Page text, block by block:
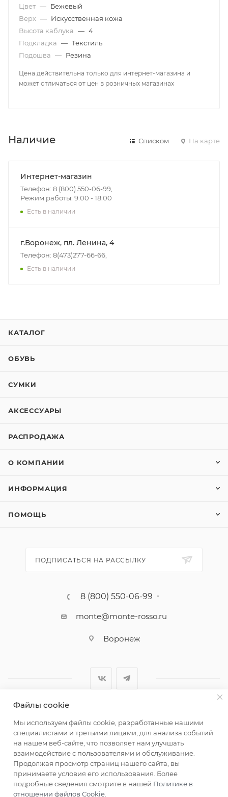
Цвет — Бежевый
Верх — Искусственная кожа
Высота каблука — 4
Подкладка — Текстиль
Подошва — Резина
Цена действительна только для интернет-магазина и
может отличаться от цен в розничных магазинах
Наличие Списком На карте
Интернет-магазин
Телефон: 8 (800) 550-06-99,
Режим работы: 9:00 - 18:00
Есть в наличии
г.Воронеж, пл. Ленина, 4
Телефон: 8(473)277-66-66,
Есть в наличии
КАТАЛОГ
ОБУВЬ
СУМКИ
АКСЕССУАРЫ
РАСПРОДАЖА
О КОМПАНИИ
ИНФОРМАЦИЯ
ПОМОЩЬ
ПОДПИСАТЬСЯ НА РАССЫЛКУ
8 (800) 550-06-99
monte@monte-rosso.ru
Воронеж
женщин
Файлы cookie
Мы используем файлы cookie, разработанные нашими
специалистами и третьими лицами, для анализа событий
на нашем веб-сайте, что позволяет нам улучшать
взаимодействие с пользователями и обслуживание.
Продолжая просмотр страниц нашего сайта, вы
принимаете условия его использования. Более
подробные сведения смотрите в нашей Политике в
отношении файлов Cookie